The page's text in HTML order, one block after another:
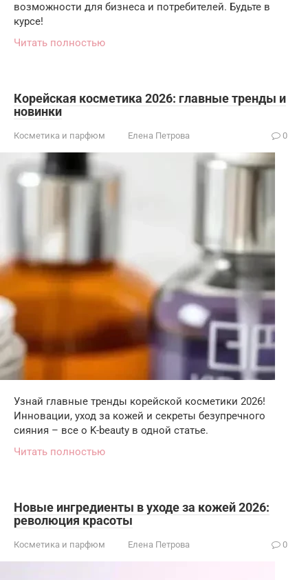
возможности для бизнеса и потребителей. Будьте в
курсе!
Читать полностью
Корейская косметика 2026: главные тренды и
новинки
Косметика и парфюм Елена Петрова 0
Узнай главные тренды корейской косметики 2026!
Инновации, уход за кожей и секреты безупречного
сияния – все о K-beauty в одной статье.
Читать полностью
Новые ингредиенты в уходе за кожей 2026:
революция красоты
Косметика и парфюм Елена Петрова 0